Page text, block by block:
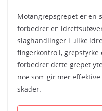
Motangrepsgrepet er en
forbedrer en
slaghandlinger i ulike
fingerkontroll, grepstyrke
forbedrer dette grepet
noe som gir mer
skader.